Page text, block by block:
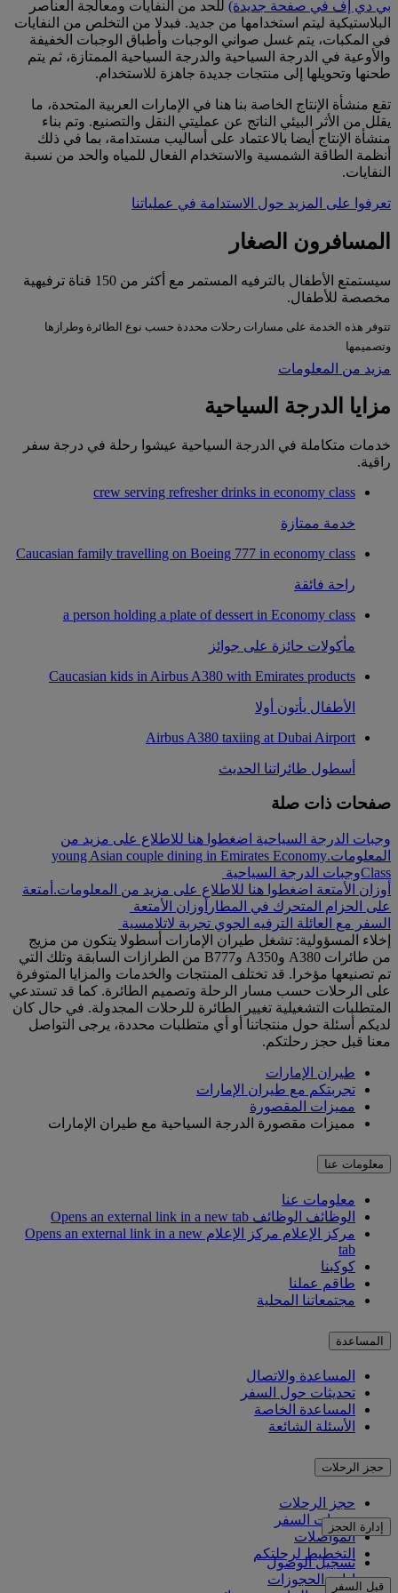
بي دي إف في صفحة جديدة) للحد من النفايات ومعالجة العناصر
البلاستيكية ليتم استخدامها من جديد. فبدلا من التخلص من النفايات
في المكبات، يتم غسل صواني الوجبات وأطباق الوجبات الخفيفة
والأوعية في الدرجة السياحية والدرجة السياحية الممتازة، ثم يتم
طحنها وتحويلها إلى منتجات جديدة جاهزة للاستخدام.
تقع منشأة الإنتاج الخاصة بنا هنا في الإمارات العربية المتحدة، ما
يقلل من الأثر البيئي الناتج عن عمليتي النقل والتصنيع. وتم بناء
منشأة الإنتاج أيضا بالاعتماد على أساليب مستدامة، بما في ذلك
أنظمة الطاقة الشمسية والاستخدام الفعال للمياه والحد من نسبة
النفايات.
تعرفوا على المزيد حول الاستدامة في عملياتنا
المسافرون الصغار
سيستمتع الأطفال بالترفيه المستمر مع أكثر من 150 قناة ترفيهية
مخصصة للأطفال.
تتوفر هذه الخدمة على مسارات رحلات محددة حسب نوع الطائرة وطرازها
وتصميمها
مزيد من المعلومات
مزايا الدرجة السياحية
خدمات متكاملة في الدرجة السياحية عيشوا رحلة في درجة سفر
راقية.
crew serving refresher drinks in economy class
خدمة ممتازة
Caucasian family travelling on Boeing 777 in economy class
راحة فائقة
a person holding a plate of dessert in Economy class
مأكولات حائزة على جوائز
Caucasian kids in Airbus A380 with Emirates products
الأطفال يأتون أولا
Airbus A380 taxiing at Dubai Airport
أسطول طائراتنا الحديث
صفحات ذات صلة
وجبات الدرجة السياحية اضغطوا هنا للاطلاع على مزيد من
المعلومات.young Asian couple dining in Emirates Economy
Classوجبات الدرجة السياحية
أوزان الأمتعة اضغطوا هنا للاطلاع على مزيد من المعلومات. أمتعة
على الحزام المتحرك في المطار أوزان الأمتعة
السفر مع العائلة الترفيه الجوي تجربة لاتلامسية
إخلاء المسؤولية: تشغل طيران الإمارات أسطولا يتكون من مزيج
من طائرات A380 وA350 وB777 من الطرازات السابقة وتلك التي
تم تصنيعها مؤخرا. قد تختلف المنتجات والخدمات والمزايا المتوفرة
على الرحلات حسب مسار الرحلة وتصميم الطائرة. كما قد تستدعي
المتطلبات التشغيلية تغيير الطائرة للرحلات المجدولة. في حال كان
لديكم أسئلة حول منتجاتنا أو أي متطلبات محددة، يرجى التواصل
معنا قبل حجز رحلتكم.
طيران الإمارات
تجربتكم مع طيران الإمارات
مميزات المقصورة
مميزات مقصورة الدرجة السياحية مع طيران الإمارات
معلومات عنا
معلومات عنا
الوظائف الوظائف Opens an external link in a new tab
مركز الإعلام
مركز الإعلام Opens an external link in a new
tab
كوكبنا
طاقم عملنا
مجتمعاتنا المحلية
المساعدة
المساعدة والاتصال
تحديثات حول السفر
المساعدة الخاصة
الأسئلة الشائعة
حجز الرحلات
حجز الرحلات
خدمات السفر
المواصلات
التخطيط لرحلتكم
إدارة الحجز
تسجيل الوصول
إدارة الحجوزاتقبل السفر